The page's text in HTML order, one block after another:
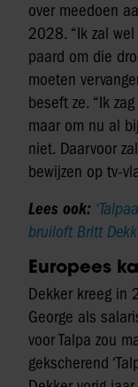
over meedoen
2028. “Ik zal
paard om die
moeten
beseft ze. “Ik
maar om nu al
niet. Daarvoor
bewijzen op tv-
Lees ook:
bruiloft Britt
Europees
Dekker kreeg in
George als
voor Talpa zou
gekscherend